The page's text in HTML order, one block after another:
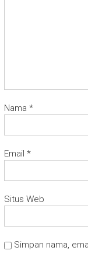
Nama *
Email *
Situs Web
Simpan nama,